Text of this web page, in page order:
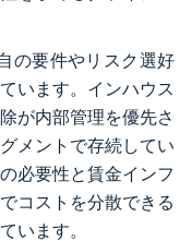
の要件やリスク選好
います。インハウス
が内部管理を優先さ
メントで存続してい
必要性と賃金インフ
コストを分散できる
います。